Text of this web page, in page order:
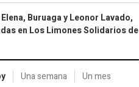
Buruaga y Leonor Lavado,
en Los Limones Solidarios de
Una semana Un mes